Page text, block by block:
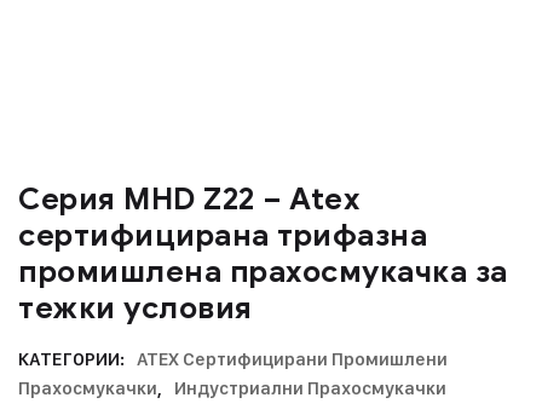
Серия MHD Z22 – Atex
сертифицирана трифазна
промишлена прахосмукачка за
тежки условия
КАТЕГОРИИ:
ATEX Сертифицирани Промишлени
Прахосмукачки,
Индустриални Прахосмукачки